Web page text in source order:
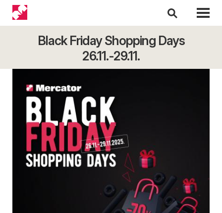
Black Friday Shopping Days
26.11.-29.11.